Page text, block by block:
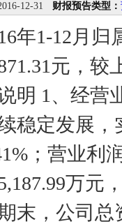
12-31 财报预告类型：
年1-12月
元，
明 1、经营
稳定发展，
；营业利
万元
末，公司总